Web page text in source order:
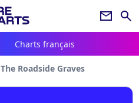
newsletter search
Charts français
The Roadside Graves